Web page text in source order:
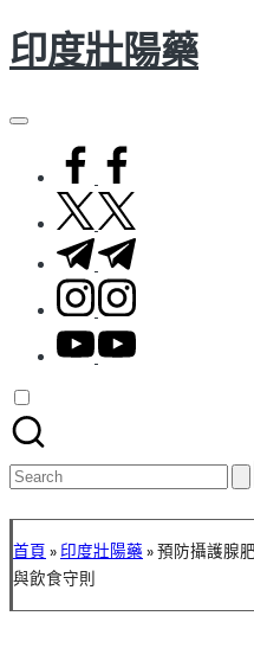
Skip
to
印度壯陽藥
facebook.com
twitter.com
t.me
instagram.com
youtube.com
Search
首頁 »印度壯陽藥 »預防攝護腺
與飲食守則